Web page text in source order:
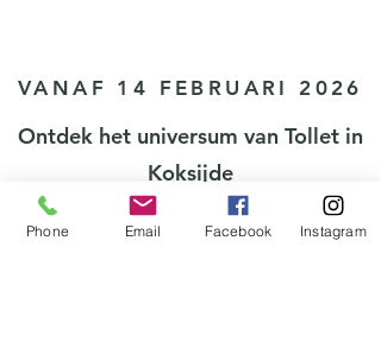
VANAF 14 FEBRUARI 2026
Ontdek het universum van Tollet in
Koksijde
Een plek bedacht als een
Phone Email Facebook Instagram